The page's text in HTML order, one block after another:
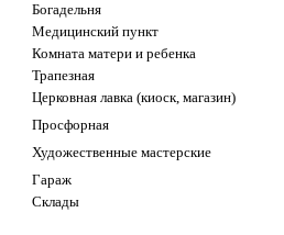
Богадельня
Медицинский пункт
Комната матери и ребенка
Трапезная
Церковная лавка (киоск, магазин)
Просфорная
Художественные мастерские
Гараж
Склады